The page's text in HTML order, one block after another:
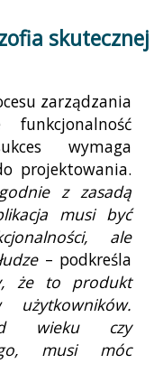
skutecznej
zarządzania
wymaga
projektowania.
z zasadą
musi być
ale
– podkreśla
że to produkt
wieku czy
musi móc